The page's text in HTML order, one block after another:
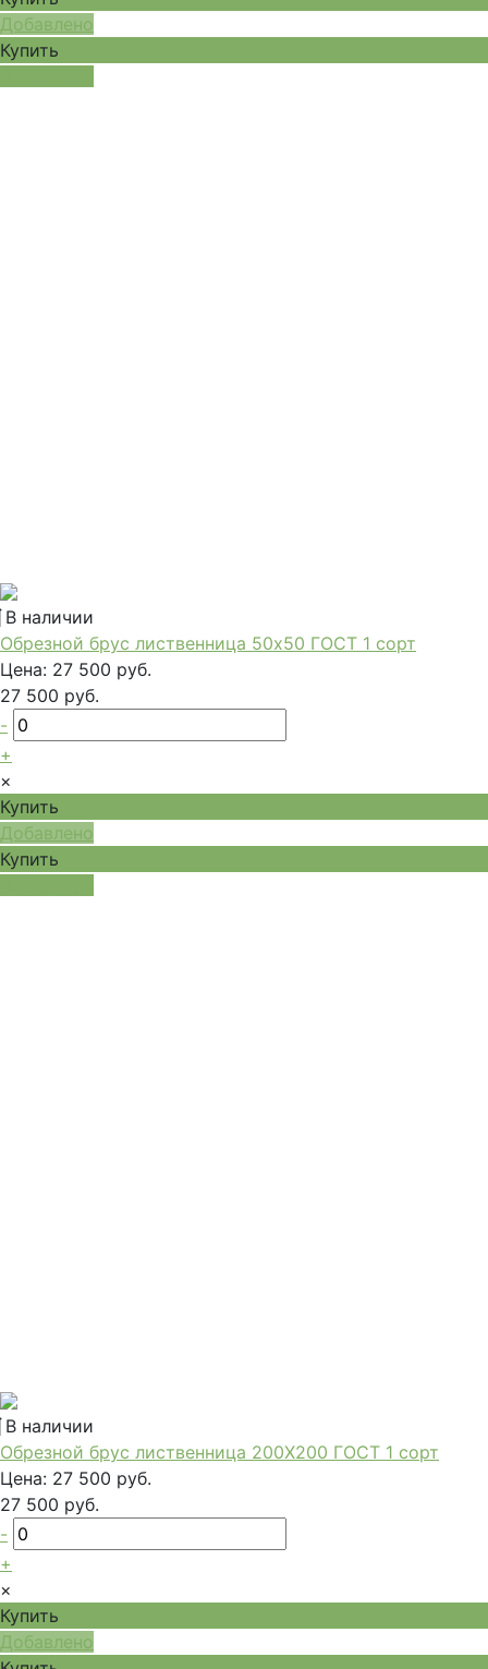
Добавлено
Купить
В наличии
Обрезной брус лиственница 50х50 ГОСТ 1 сорт
Цена: 27 500 руб.
27 500 руб.
-
+
×
Купить
Добавлено
Купить
В наличии
Обрезной брус лиственница 200Х200 ГОСТ 1 сорт
Цена: 27 500 руб.
27 500 руб.
-
+
×
Купить
Добавлено